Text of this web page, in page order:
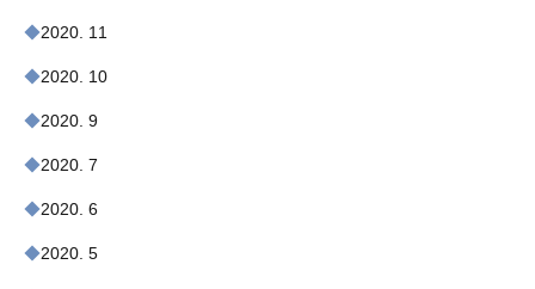
2020. 11
2020. 10
2020. 9
2020. 7
2020. 6
2020. 5